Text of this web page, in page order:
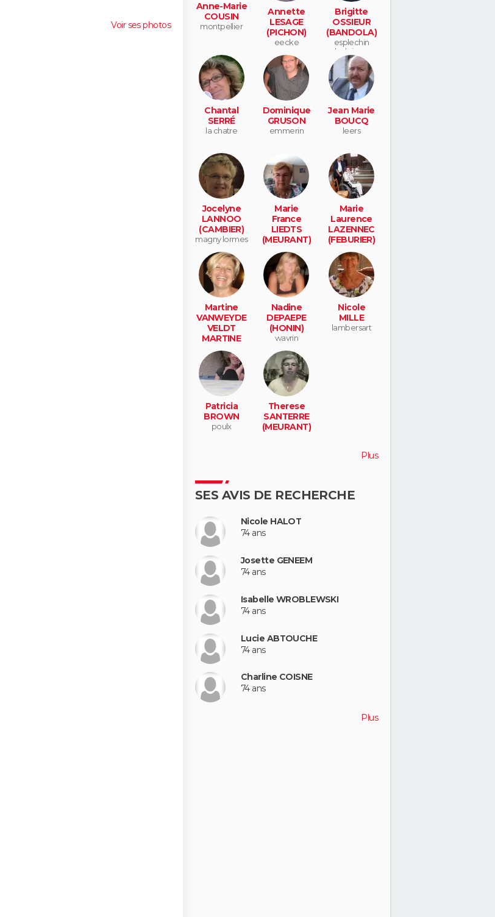
Voir ses photos
Anne-Marie
COUSIN
montpellier
Annette
LESAGE
(PICHON)
eecke
Brigitte
OSSIEUR
(BANDOLA)
esplechin
belgique
Chantal
SERRÉ
la chatre
Dominique
GRUSON
emmerin
Jean Marie
BOUCQ
leers
Jocelyne
LANNOO
(CAMBIER)
magny lormes
Marie
France
LIEDTS
(MEURANT)
wasquehal
Marie
Laurence
LAZENNEC
(FEBURIER)
ploudalméze
au
Martine
VANWEYDE
VELDT
MARTINE
(MORENT)
le houga
Nadine
DEPAEPE
(HONIN)
wavrin
Nicole
MILLE
lambersart
Patricia
BROWN
poulx
Therese
SANTERRE
(MEURANT)
Plus
SES AVIS DE RECHERCHE
Nicole HALOT
74 ans
Josette GENEEM
74 ans
Isabelle WROBLEWSKI
74 ans
Lucie ABTOUCHE
74 ans
Charline COISNE
74 ans
Plus